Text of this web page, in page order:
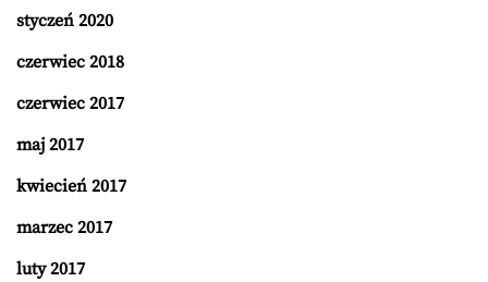
styczeń 2020
czerwiec 2018
czerwiec 2017
maj 2017
kwiecień 2017
marzec 2017
luty 2017